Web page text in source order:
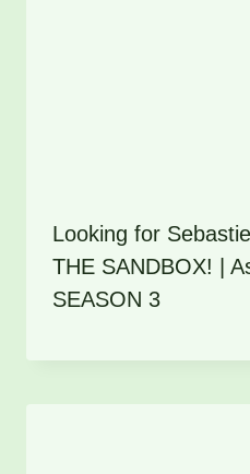
Looking for
THE SANDBOX! |
SEASON 3